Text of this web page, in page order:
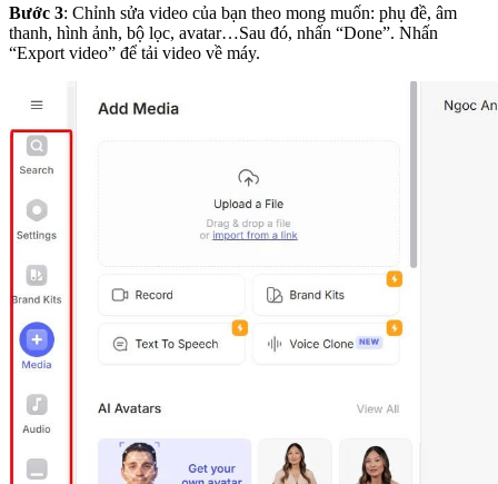
Bước 3: Chỉnh sửa video của bạn theo mong muốn: phụ đề, âm
thanh, hình ảnh, bộ lọc, avatar…Sau đó, nhấn “Done”. Nhấn
“Export video” để tải video về máy.